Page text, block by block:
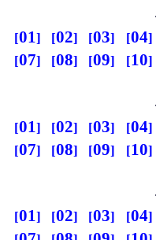
01 02 03 04
07
08 09 10
01 02 03 04
07
08 09 10
01 02 03 04